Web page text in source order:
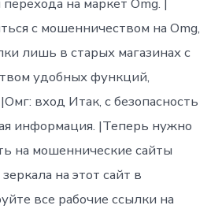
с мошенничеством на Omg,
лишь в старых магазинах с
удобных функций,
вход Итак, с безопасность
информация. |Теперь нужно
на мошеннические сайты
на этот сайт в
все рабочие ссылки на